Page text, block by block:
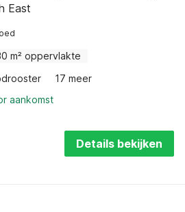
East
m² oppervlakte
17 meer
aankomst
Details bekijken